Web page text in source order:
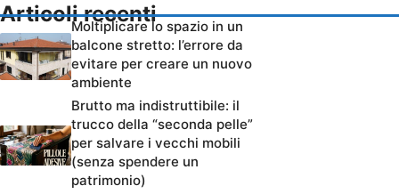
Articoli recenti
Moltiplicare lo spazio in un
balcone stretto: l’errore da
evitare per creare un nuovo
ambiente
Brutto ma indistruttibile: il
trucco della “seconda pelle”
per salvare i vecchi mobili
(senza spendere un
patrimonio)